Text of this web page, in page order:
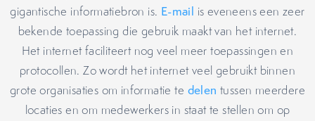
gigantische informatiebron is. E-mail is eveneens een zeer
bekende toepassing die gebruik maakt van het internet.
Het internet faciliteert nog veel meer toepassingen en
protocollen. Zo wordt het internet veel gebruikt binnen
grote organisaties om informatie te delen tussen meerdere
locaties en om medewerkers in staat te stellen om op